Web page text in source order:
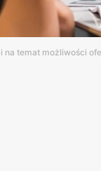
temat możliwości